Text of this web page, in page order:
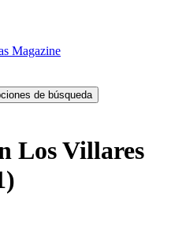
Magazine
de búsqueda
Los Villares